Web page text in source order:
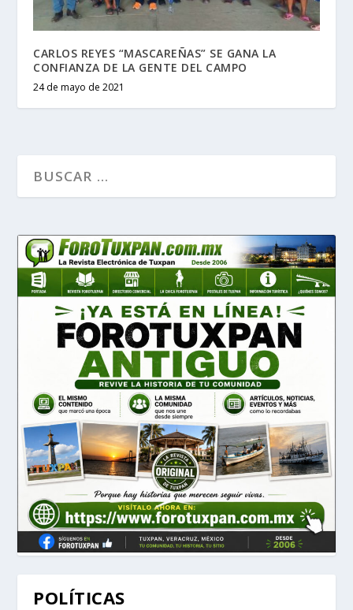
CARLOS REYES “MASCAREÑAS” SE GANA LA
CONFIANZA DE LA GENTE DEL CAMPO
24 de mayo de 2021
POLÍTICAS